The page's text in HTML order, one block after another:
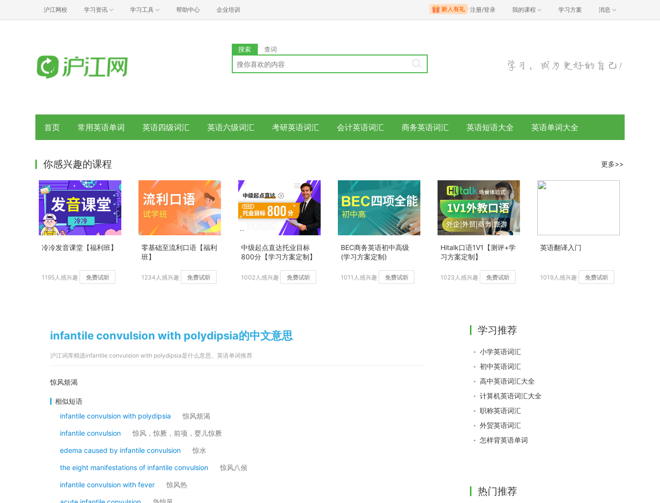
沪江网校 学习资讯 学习工具 帮助中心 企业培训 注册/登录 我的课程 学习方案 消息
搜索 查词
首页 常用英语单词 英语四级词汇 英语六级词汇 考研英语词汇 会计英语词汇 商务英语词汇 英语短语大全 英语单词大全
你感兴趣的课程 更多>>
冷冷发音课堂【福利班】
1195人感兴趣 免费试听
零基础至流利口语【福利
班】
1234人感兴趣 免费试听
中级起点直达托业目标
800分【学习方案定制】
1002人感兴趣 免费试听
BEC商务英语初中高级
(学习方案定制)
1011人感兴趣 免费试听
Hitalk口语1V1【测评+学
习方案定制】
1023人感兴趣 免费试听
英语翻译入门
1019人感兴趣 免费试听
infantile convulsion with polydipsia的中文意思
沪江词库精选infantile convulsion with polydipsia是什么意思、英语单词推荐
惊风烦渴
相似短语
infantile convulsion with polydipsia
惊风烦渴
infantile convulsion 惊风，惊厥，前项，婴儿惊厥
edema caused by infantile convulsion 惊水
the eight manifestations of infantile convulsion 惊风八侯
infantile convulsion with fever 惊风热
学习推荐
小学英语词汇
初中英语词汇
高中英语词汇大全
计算机英语词汇大全
职称英语词汇
外贸英语词汇
怎样背英语单词
热门推荐